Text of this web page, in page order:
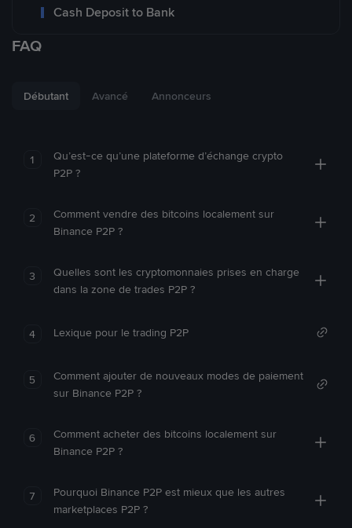
Cash Deposit to Bank
FAQ
Débutant Avancé Annonceurs
1
Qu’est-ce qu’une plateforme d’échange crypto
P2P ?
2
Comment vendre des bitcoins localement sur
Binance P2P ?
3
Quelles sont les cryptomonnaies prises en charge
dans la zone de trades P2P ?
4 Lexique pour le trading P2P
5
Comment ajouter de nouveaux modes de paiement
sur Binance P2P ?
6
Comment acheter des bitcoins localement sur
Binance P2P ?
7
Pourquoi Binance P2P est mieux que les autres
marketplaces P2P ?